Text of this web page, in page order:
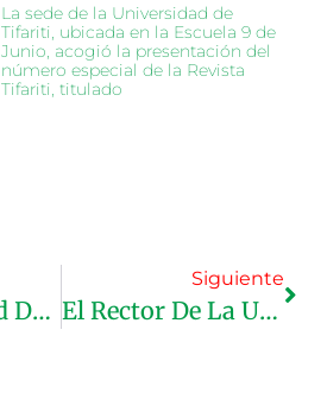
La sede de la Universidad de
Tifariti, ubicada en la Escuela 9 de
Junio, acogió la presentación del
número especial de la Revista
Tifariti, titulado
La Universidad De Tifariti Recibe Un Premio De La Universidad De Sevilla.
Siguiente
El Rector De La Universidad De Tifariti Se Reúne Con Los Directores De Los Institutos Pedagógicos